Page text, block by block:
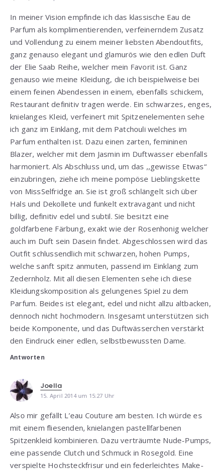
In meiner Vision empfinde ich das klassische Eau de
Parfum als komplimentierenden, verfeinerndem Zusatz
und Vollendung zu einem meiner liebsten Abendoutfits,
ganz genauso elegant und glamurös wie den edlen Duft
der Elie Saab Reihe, welcher mein Favorit ist. Ganz
genauso wie meine Kleidung, die ich beispielweise bei
einem feinen Abendessen in einem, ebenfalls schickem,
Restaurant definitiv tragen werde. Ein schwarzes, enges,
knielanges Kleid, verfeinert mit Spitzenelementen sehe
ich ganz im Einklang, mit dem Patchouli welches im
Parfum enthalten ist. Dazu einen zarten, femininen
Blazer, welcher mit dem Jasmin im Duftwasser ebenfalls
harmoniert. Als Abschluss und, um das ,,gewisse Etwas“
einzubringen, ziehe ich meine pompöse Lieblingskette
von MissSelfridge an. Sie ist groß schlängelt sich über
Hals und Dekollete und funkelt extravagant und nicht
billig, definitiv edel und subtil. Sie besitzt eine
goldfarbene Färbung, exakt wie der Rosenhonig welcher
auch im Duft sein Dasein findet. Abgeschlossen wird das
Outfit schlussendlich mit schwarzen, hohen Pumps,
welche sanft spitz anmuten, passend im Einklang zum
Zedernholz. Mit all diesen Elementen sehe ich diese
Kleidungskomposition als gelungenes Spiel zu dem
Parfum. Beides ist elegant, edel und nicht allzu altbacken,
dennoch nicht hochmodern. Insgesamt unterstützen sich
beide Komponente, und das Duftwässerchen verstärkt
den Eindruck einer edlen, selbstbewussten Dame.
Antworten
Joella
15. April 2014 um 15:27 Uhr
Also mir gefällt L’eau Couture am besten. Ich würde es
mit einem fliesenden, knielangen pastellfarbenen
Spitzenkleid kombinieren. Dazu verträumte Nude-Pumps,
eine passende Clutch und Schmuck in Rosegold. Eine
verspielte Hochsteckfrisur und ein federleichtes Make-